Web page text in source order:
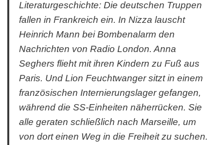
Literaturgeschichte: Die deutschen Truppen
fallen in Frankreich ein. In Nizza lauscht
Heinrich Mann bei Bombenalarm den
Nachrichten von Radio London. Anna
Seghers flieht mit ihren Kindern zu Fuß aus
Paris. Und Lion Feuchtwanger sitzt in einem
französischen Internierungslager gefangen,
während die SS-Einheiten näherrücken. Sie
alle geraten schließlich nach Marseille, um
von dort einen Weg in die Freiheit zu suchen.